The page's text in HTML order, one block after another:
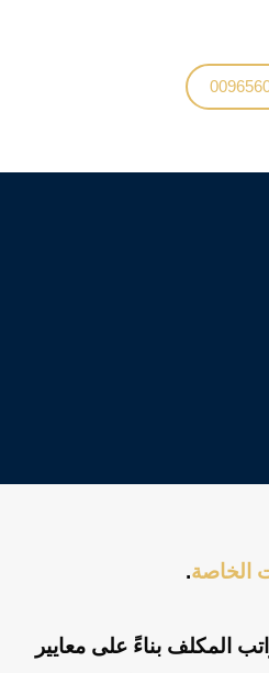
الخاصة.
المكلف بناءً على معايير